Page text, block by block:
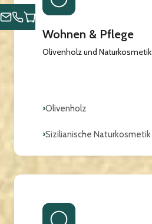
Wohnen & Pflege
Olivenholz und Naturkosmetik
›Olivenholz
›Sizilianische Naturkosmetik